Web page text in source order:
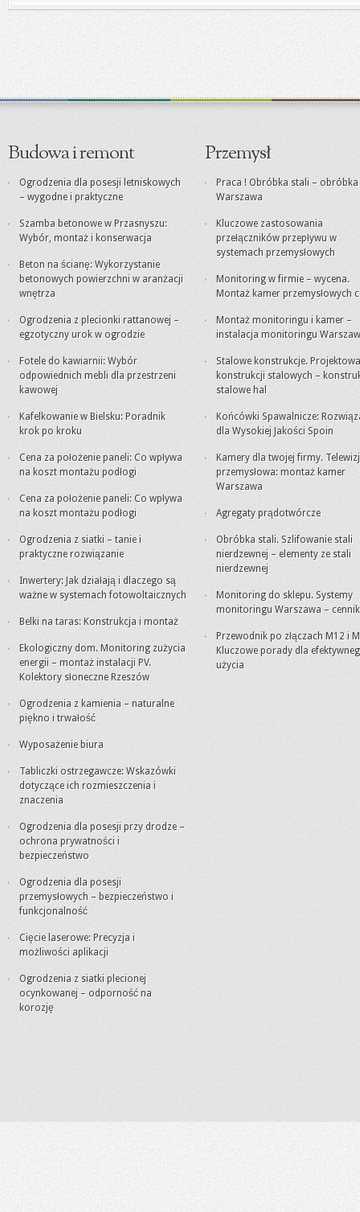
Budowa i remont
Ogrodzenia dla posesji letniskowych
– wygodne i praktyczne
Szamba betonowe w Przasnyszu:
Wybór, montaż i konserwacja
Beton na ścianę: Wykorzystanie
betonowych powierzchni w aranżacji
wnętrza
Ogrodzenia z plecionki rattanowej –
egzotyczny urok w ogrodzie
Fotele do kawiarnii: Wybór
odpowiednich mebli dla przestrzeni
kawowej
Kafelkowanie w Bielsku: Poradnik
krok po kroku
Cena za położenie paneli: Co wpływa
na koszt montażu podłogi
Cena za położenie paneli: Co wpływa
na koszt montażu podłogi
Ogrodzenia z siatki – tanie i
praktyczne rozwiązanie
Inwertery: Jak działają i dlaczego są
ważne w systemach fotowoltaicznych
Belki na taras: Konstrukcja i montaż
Ekologiczny dom. Monitoring zużycia
energii – montaż instalacji PV.
Kolektory słoneczne Rzeszów
Ogrodzenia z kamienia – naturalne
piękno i trwałość
Wyposażenie biura
Tabliczki ostrzegawcze: Wskazówki
dotyczące ich rozmieszczenia i
znaczenia
Ogrodzenia dla posesji przy drodze –
ochrona prywatności i
bezpieczeństwo
Ogrodzenia dla posesji
przemysłowych – bezpieczeństwo i
funkcjonalność
Cięcie laserowe: Precyzja i
możliwości aplikacji
Ogrodzenia z siatki plecionej
ocynkowanej – odporność na
korozję
Przemysł
Praca ! Obróbka stali – obróbka
Warszawa
Kluczowe zastosowania
przełączników przepływu w
systemach przemysłowych
Monitoring w firmie – wycena.
Montaż kamer przemysłowych
Montaż monitoringu i kamer –
instalacja monitoringu
Stalowe konstrukcje.
konstrukcji stalowych –
stalowe hal
Końcówki Spawalnicze:
dla Wysokiej Jakości Spoin
Kamery dla twojej firmy.
przemysłowa: montaż kamer
Warszawa
Agregaty prądotwórcze
Obróbka stali. Szlifowanie stali
nierdzewnej – elementy ze stali
nierdzewnej
Monitoring do sklepu. Systemy
monitoringu Warszawa – cennik
Przewodnik po złączach M12 i
Kluczowe porady dla
użycia